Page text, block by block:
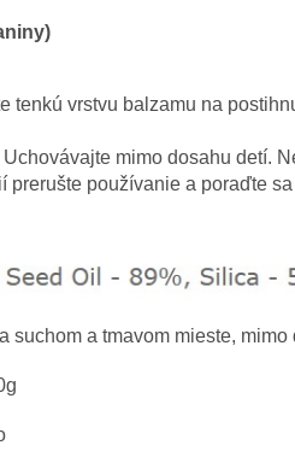
tenkú vrstvu balzamu na
Uchovávajte mimo dosahu detí.
prerušte používanie a poraďte
suchom a tmavom mieste,